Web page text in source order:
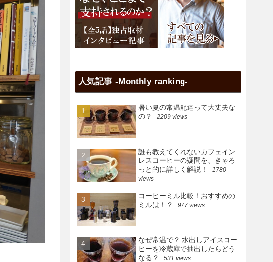
人気記事 -Monthly ranking-
暑い夏の常温配達って大丈夫な
の？
2209 views
誰も教えてくれないカフェイン
レスコーヒーの疑問を、きゃろ
っと的に詳しく解説！
1780
views
コーヒーミル比較！おすすめの
ミルは！？
977 views
なぜ常温で？ 水出しアイスコー
ヒーを冷蔵庫で抽出したらどう
なる？
531 views